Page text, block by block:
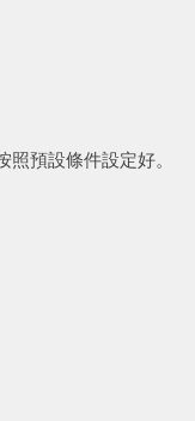
預設條件設定好。